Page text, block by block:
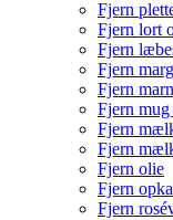
Fjern
Fjern lort
Fjern
Fjern
Fjern
Fjern
Fjern
Fjern
Fjern olie
Fjern
Fjern